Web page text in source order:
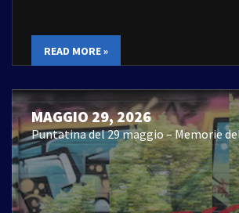
READ MORE »
MAGGIO 29, 2026
Puntatina del 29 maggio – Memorie